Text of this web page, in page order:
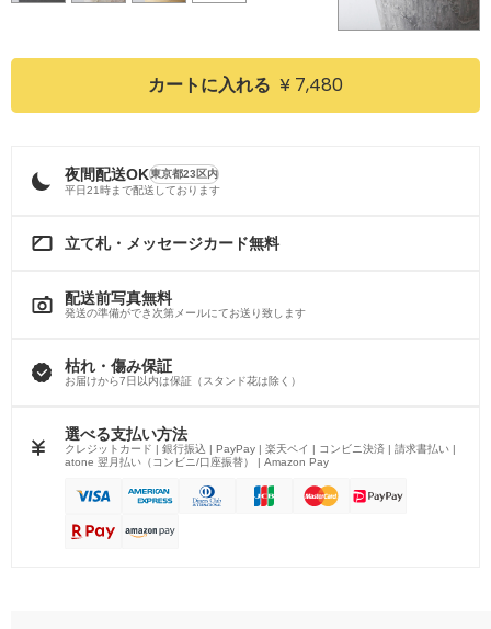
カートに入れる ¥ 7,480
夜間配送OK東京都23区内
平日21時まで配送しております
立て札・メッセージカード無料
配送前写真無料
発送の準備ができ次第メールにてお送り致します
枯れ・傷み保証
お届けから7日以内は保証（スタンド花は除く）
選べる支払い方法
クレジットカード | 銀行振込 | PayPay | 楽天ペイ | コンビニ決済 | 請求書払い |
atone 翌月払い（コンビニ/口座振替） | Amazon Pay